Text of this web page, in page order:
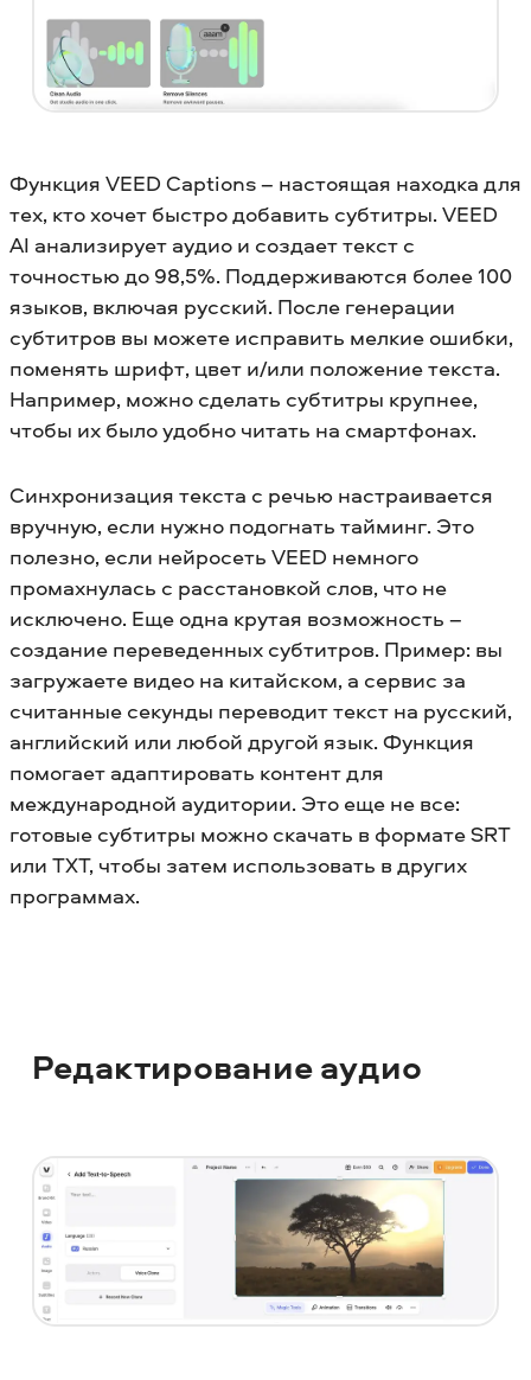
Функция VEED Captions – настоящая находка для
тех, кто хочет быстро добавить субтитры. VEED
AI анализирует аудио и создает текст с
точностью до 98,5%. Поддерживаются более 100
языков, включая русский. После генерации
субтитров вы можете исправить мелкие ошибки,
поменять шрифт, цвет и/или положение текста.
Например, можно сделать субтитры крупнее,
чтобы их было удобно читать на смартфонах.
Синхронизация текста с речью настраивается
вручную, если нужно подогнать тайминг. Это
полезно, если нейросеть VEED немного
промахнулась с расстановкой слов, что не
исключено. Еще одна крутая возможность –
создание переведенных субтитров. Пример: вы
загружаете видео на китайском, а сервис за
считанные секунды переводит текст на русский,
английский или любой другой язык. Функция
помогает адаптировать контент для
международной аудитории. Это еще не все:
готовые субтитры можно скачать в формате SRT
или TXT, чтобы затем использовать в других
программах.
Редактирование аудио